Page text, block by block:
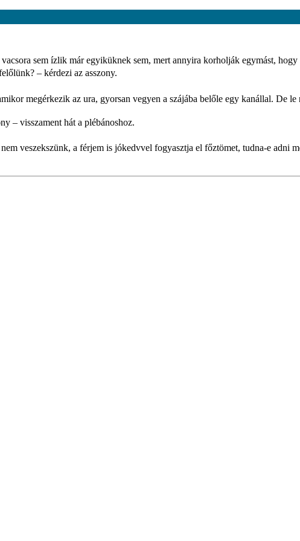
sem ízlik már egyiküknek sem, mert annyira korholják egymást,
– kérdezi az asszony.
megérkezik az ura, gyorsan vegyen a szájába belőle egy kanállal. De
– visszament hát a plébánoshoz.
veszekszünk, a férjem is jókedvvel fogyasztja el főztömet, tudna-e adni